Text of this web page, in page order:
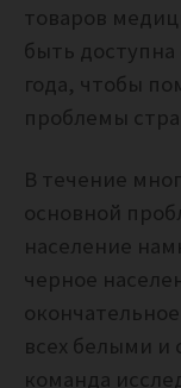
товаров
быть
года, чтобы
проблемы
В течение
основной
население
черное
всех белыми и
команда